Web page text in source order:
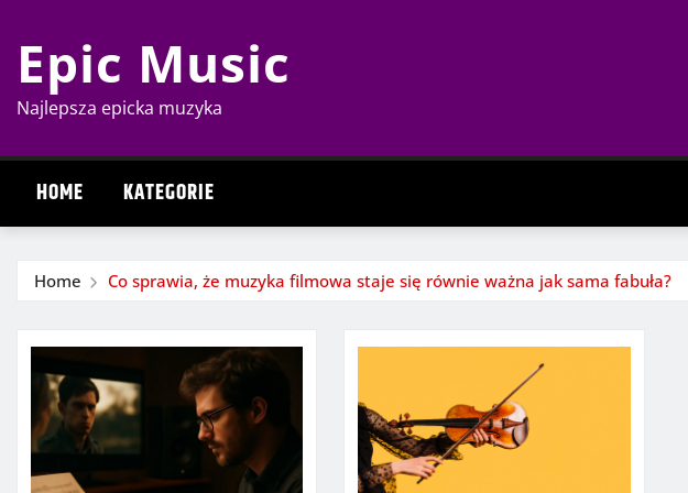
content
Epic Music
Najlepsza epicka muzyka
HOME KATEGORIE
Home Co sprawia, że muzyka filmowa staje się równie ważna jak sama fabuła?